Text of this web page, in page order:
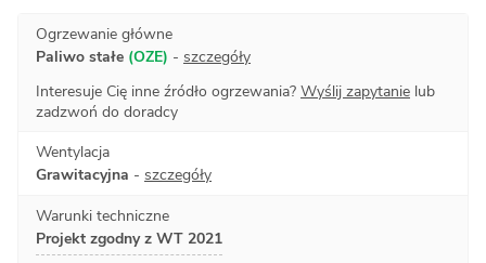
Ogrzewanie główne
Paliwo stałe (OZE) - szczegóły
Interesuje Cię inne źródło ogrzewania? Wyślij zapytanie lub
zadzwoń do doradcy
Wentylacja
Grawitacyjna - szczegóły
Warunki techniczne
Projekt zgodny z WT 2021